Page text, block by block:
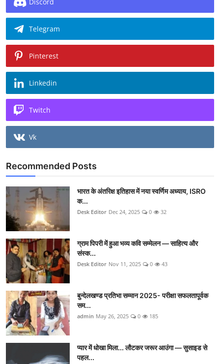
Telegram
Pinterest
Linkedin
Twitch
Vk
Recommended Posts
भारत के अंतरिक्ष इतिहास में नया स्वर्णिम अध्याय, ISRO
क...
Desk Editor Dec 24, 2025 0 32
ग्राम पिपरी में हुआ भव्य कवि सम्मेलन — साहित्य और
संस्क...
Desk Editor Nov 11, 2025 0 43
बुन्देलखण्ड प्रतिभा सम्मान 2025- परीक्षा सफलतापूर्वक
सम...
admin May 26, 2025 0 185
प्यार में धोखा मिला... लौटकर जरूर आउंगा — सुसाइड से
पहल...